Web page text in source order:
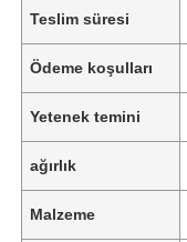
Teslim süresi
Ödeme koşulları
Yetenek temini
ağırlık
Malzeme